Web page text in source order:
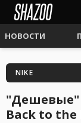
НОВОСТИ
NIKE
"Дешевые"
Back to